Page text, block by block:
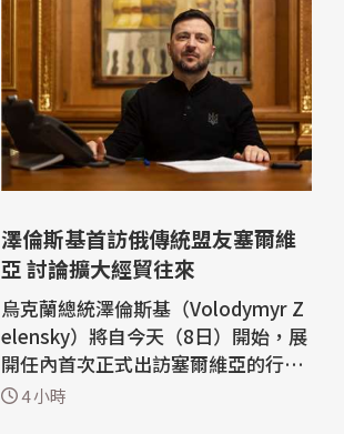
澤倫斯基首訪俄傳統盟友塞爾維
亞 討論擴大經貿往來
烏克蘭總統澤倫斯基（Volodymyr Z
elensky）將自今天（8日）開始，展
開任內首次正式出訪塞爾維亞的行
程，預計將與塞國總統武契奇（Alek
4 小時